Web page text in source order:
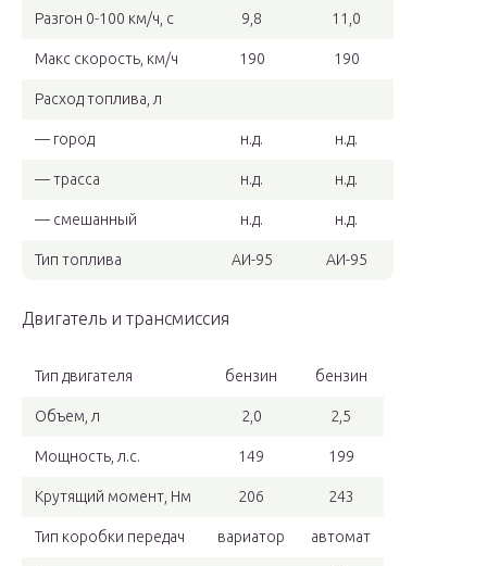
Разгон 0-100 км/ч, с 9,8 11,0
Макс скорость, км/ч 190 190
Расход топлива, л
— город н.д. н.д.
— трасса н.д. н.д.
— смешанный н.д. н.д.
Тип топлива АИ-95 АИ-95
Двигатель и трансмиссия
Тип двигателя бензин бензин
Объем, л 2,0 2,5
Мощность, л.с. 149 199
Крутящий момент, Нм 206 243
Тип коробки передач вариатор автомат